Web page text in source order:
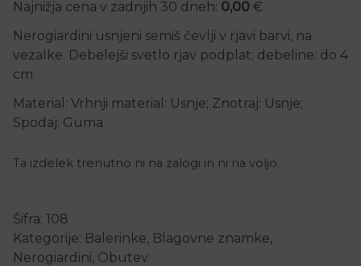
Najnižja cena v zadnjih 30 dneh: 0,00 €
Nerogiardini usnjeni semiš čevlji v rjavi barvi, na
vezalke. Debelejši svetlo rjav podplat; debeline: do 4
cm.
Material: Vrhnji material: Usnje; Znotraj: Usnje;
Spodaj: Guma
Ta izdelek trenutno ni na zalogi in ni na voljo.
Šifra: 108
Kategorije: Balerinke, Blagovne znamke,
Nerogiardini, Obutev